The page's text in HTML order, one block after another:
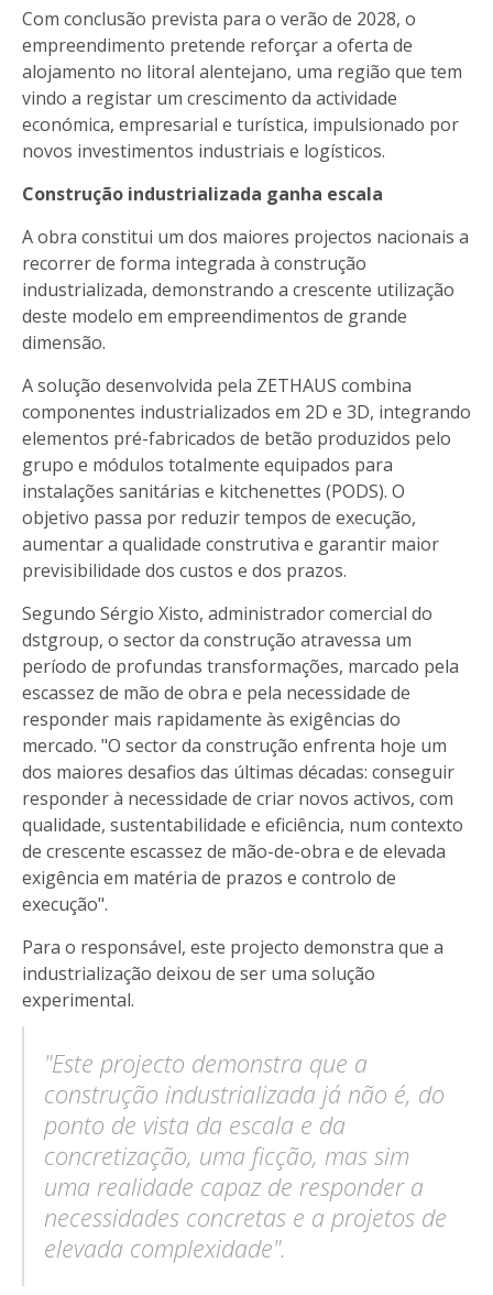
Com conclusão prevista para o verão de 2028, o
empreendimento pretende reforçar a oferta de
alojamento no litoral alentejano, uma região que tem
vindo a registar um crescimento da actividade
económica, empresarial e turística, impulsionado por
novos investimentos industriais e logísticos.
Construção industrializada ganha escala
A obra constitui um dos maiores projectos nacionais a
recorrer de forma integrada à construção
industrializada, demonstrando a crescente utilização
deste modelo em empreendimentos de grande
dimensão.
A solução desenvolvida pela ZETHAUS combina
componentes industrializados em 2D e 3D, integrando
elementos pré-fabricados de betão produzidos pelo
grupo e módulos totalmente equipados para
instalações sanitárias e kitchenettes (PODS). O
objetivo passa por reduzir tempos de execução,
aumentar a qualidade construtiva e garantir maior
previsibilidade dos custos e dos prazos.
Segundo Sérgio Xisto, administrador comercial do
dstgroup, o sector da construção atravessa um
período de profundas transformações, marcado pela
escassez de mão de obra e pela necessidade de
responder mais rapidamente às exigências do
mercado. "O sector da construção enfrenta hoje um
dos maiores desafios das últimas décadas: conseguir
responder à necessidade de criar novos activos, com
qualidade, sustentabilidade e eficiência, num contexto
de crescente escassez de mão-de-obra e de elevada
exigência em matéria de prazos e controlo de
execução".
Para o responsável, este projecto demonstra que a
industrialização deixou de ser uma solução
experimental.
"Este projecto demonstra que a
construção industrializada já não é, do
ponto de vista da escala e da
concretização, uma ficção, mas sim
uma realidade capaz de responder a
necessidades concretas e a projetos de
elevada complexidade".